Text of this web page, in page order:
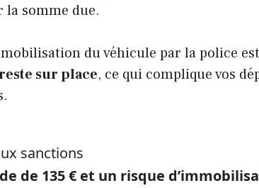
la somme due.
du véhicule par la police
sur place, ce qui complique vos
sanctions
de 135 € et un risque